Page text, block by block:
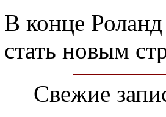
В конце
стать новым
Свежие